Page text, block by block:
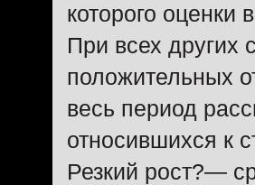
которого
При всех других
положительных
весь период
относившихся к
Резкий рост?—